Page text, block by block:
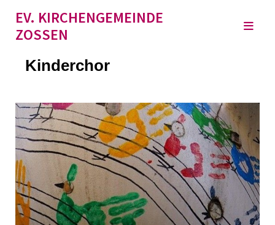
EV. KIRCHENGEMEINDE
ZOSSEN
Kinderchor